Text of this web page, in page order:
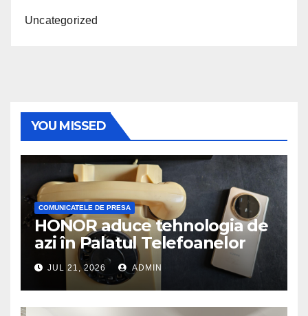
Uncategorized
YOU MISSED
COMUNICATELE DE PRESA
HONOR aduce tehnologia de
azi în Palatul Telefoanelor
JUL 21, 2026 ADMIN